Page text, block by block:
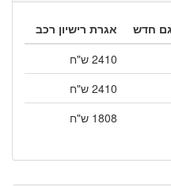
חדש
אגרת רישיון רכב
2410 ש"ח
2410 ש"ח
1808 ש"ח